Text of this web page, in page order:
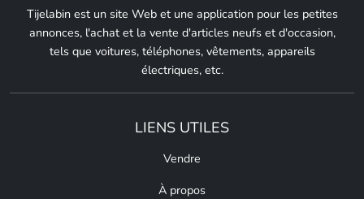
Tijelabin est un site Web et une application pour les petites
annonces, l'achat et la vente d'articles neufs et d'occasion,
tels que voitures, téléphones, vêtements, appareils
électriques, etc.
LIENS UTILES
Vendre
À propos